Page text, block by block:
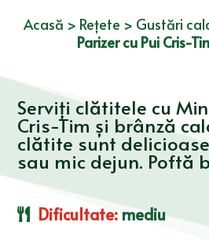
Acasă > Rețete > Gustări
Parizer cu Pui Cris-
Serviți clătitele cu
Cris-Tim și brânză
clătite sunt
sau mic dejun. Poftă
Dificultate: mediu